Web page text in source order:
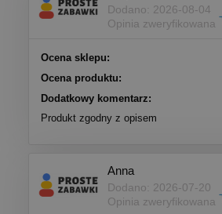
Dodano: 2026-08-04
Opinia zweryfikowana
Ocena sklepu:
Ocena produktu:
Dodatkowy komentarz:
Produkt zgodny z opisem
Anna
Dodano: 2026-07-20
Opinia zweryfikowana